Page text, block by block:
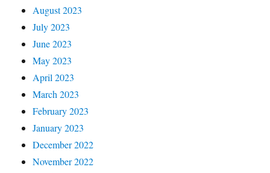
August 2023
July 2023
June 2023
May 2023
April 2023
March 2023
February 2023
January 2023
December 2022
November 2022